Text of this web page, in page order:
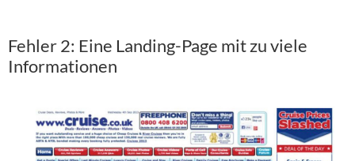
Fehler 2: Eine Landing-Page mit zu viele
Informationen